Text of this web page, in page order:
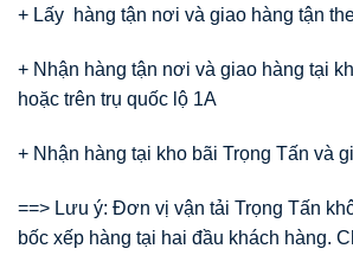
+ Lấy hàng tận nơi và giao hàng tận
+ Nhận hàng tận nơi và giao hàng tại
hoặc trên trụ quốc lộ 1A
+ Nhận hàng tại kho bãi Trọng Tấn và
==> Lưu ý: Đơn vị vận tải Trọng Tấn
bốc xếp hàng tại hai đầu khách hàng.